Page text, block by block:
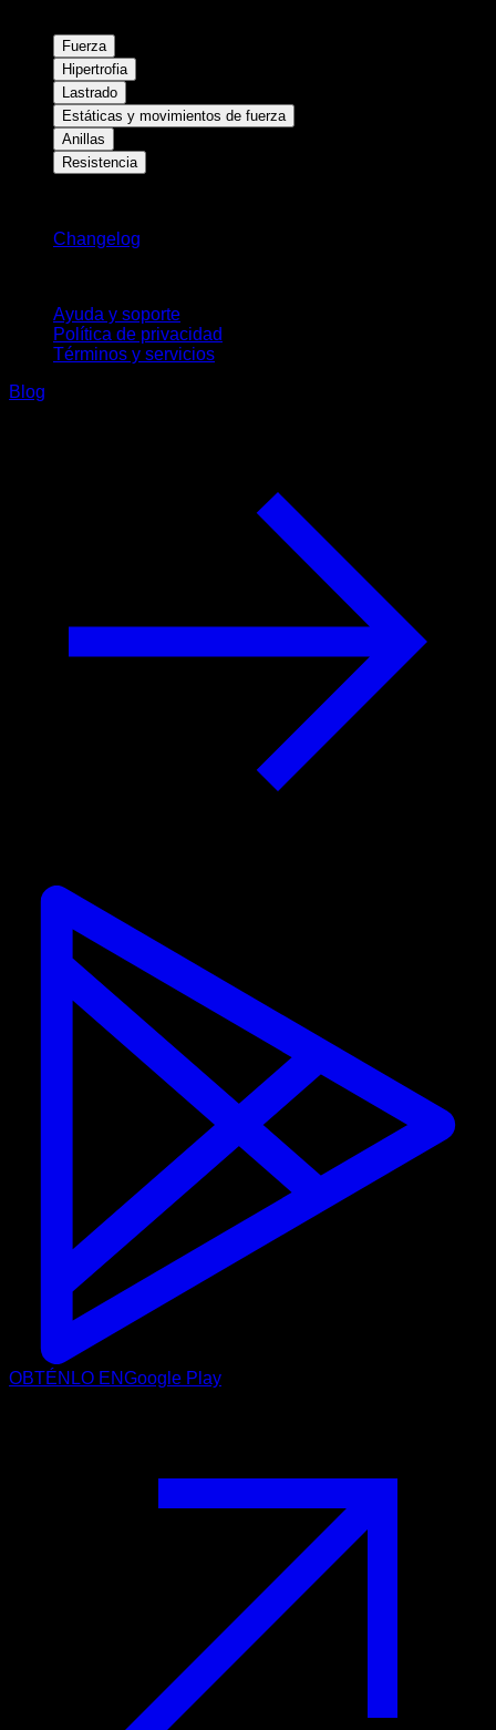
Fuerza
Hipertrofia
Lastrado
Estáticas y movimientos de fuerza
Anillas
Resistencia
Changelog
Ayuda y soporte
Política de privacidad
Términos y servicios
Blog
OBTÉNLO ENGoogle Play